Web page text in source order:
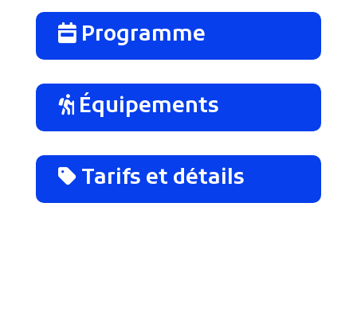
Programme
Équipements
Tarifs et détails